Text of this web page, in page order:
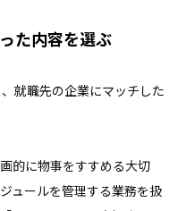
た内容を選ぶ
就職先の企業にマッチした
的に物事をすすめる大切
ュールを管理する業務を扱